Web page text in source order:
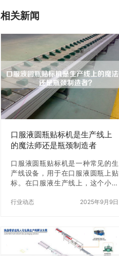
相关新闻
口服液圆瓶贴标机是生产线上
的魔法师还是瓶颈制造者
口服液圆瓶贴标机是一种常见的生
产线设备，用于在口服液圆瓶上贴
标。在口服液生产线上，这个小小
承担着非常重要的作用。那么，口
服液圆瓶贴标机的操作步骤 在介绍
口服液圆瓶贴标机的作用之前，我
们先来了解一下它的操作步骤。首
行业动态 2025年9月9日